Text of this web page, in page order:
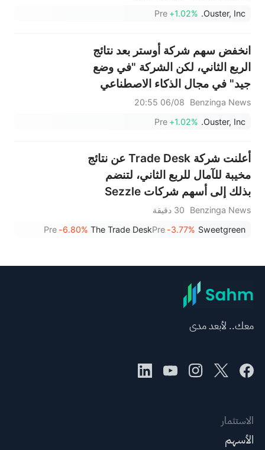
التوقعات البالغة 50.883 مليون دولار أمريكي.
Ouster, Inc.
+1.02%
Pre
انخفض سهم شركة أوستر بعد نتائج
الربع الثاني، لكن الشركة "في وضع
جيد" في مجال الذكاء الاصطناعي
الفيزيائي
Benzinga News
06/08 20:55
Ouster, Inc.
+1.02%
Pre
أعلنت شركة Trade Desk عن نتائج
مخيبة للآمال للربع الثاني، لتنضم
بذلك إلى أسهم شركات Sezzle
وResmed وOuster وغيرها من
الأسهم الكبيرة التي شهدت انخفاضًا
Benzinga News
30 دقيقة
Sweetgreen
-3.77%
Pre
The Trade Desk
-6.80%
Pre
معك.. لأبعد مدى
الاستثمار
الأسهم